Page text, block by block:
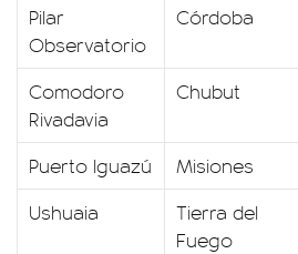
Pilar
Observatorio
Córdoba
Comodoro
Rivadavia
Chubut
Puerto Iguazú Misiones
Ushuaia
Tierra del
Fuego